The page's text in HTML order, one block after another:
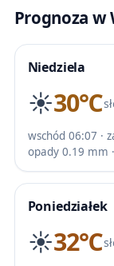
Prognoza w
Niedziela
☀️30℃
wschód 06:07 ·
opady 0.19 mm
Poniedziałek
☀️32℃